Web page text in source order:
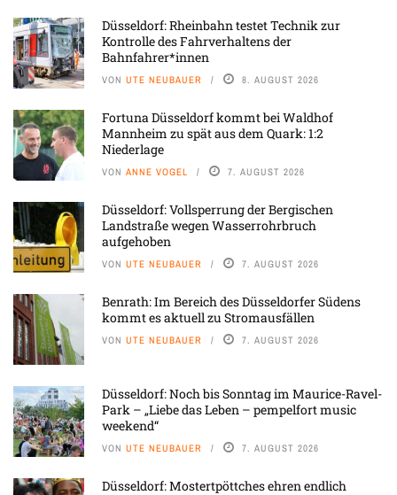
Düsseldorf: Rheinbahn testet Technik zur
Kontrolle des Fahrverhaltens der
Bahnfahrer*innen
VON UTE NEUBAUER 8. AUGUST 2026
Fortuna Düsseldorf kommt bei Waldhof
Mannheim zu spät aus dem Quark: 1:2
Niederlage
VON ANNE VOGEL 7. AUGUST 2026
Düsseldorf: Vollsperrung der Bergischen
Landstraße wegen Wasserrohrbruch
aufgehoben
VON UTE NEUBAUER 7. AUGUST 2026
Benrath: Im Bereich des Düsseldorfer Südens
kommt es aktuell zu Stromausfällen
VON UTE NEUBAUER 7. AUGUST 2026
Düsseldorf: Noch bis Sonntag im Maurice-Ravel-
Park – „Liebe das Leben – pempelfort music
weekend“
VON UTE NEUBAUER 7. AUGUST 2026
Düsseldorf: Mostertpöttches ehren endlich